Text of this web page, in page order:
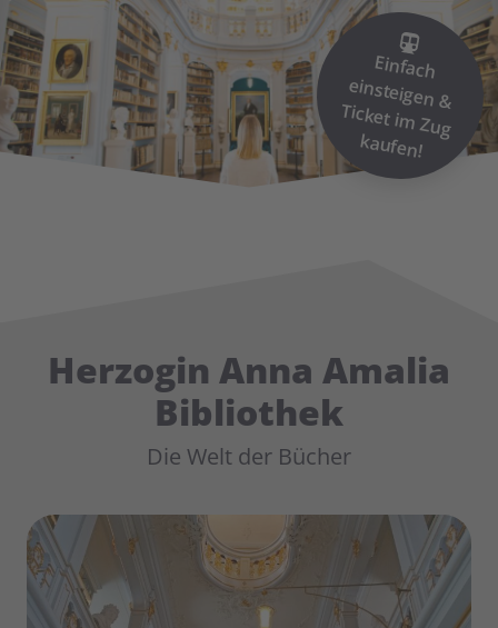
Einfach
einsteigen &
Ticket im
Zug
kaufen!
Herzogin Anna Amalia
Bibliothek
Die Welt der Bücher